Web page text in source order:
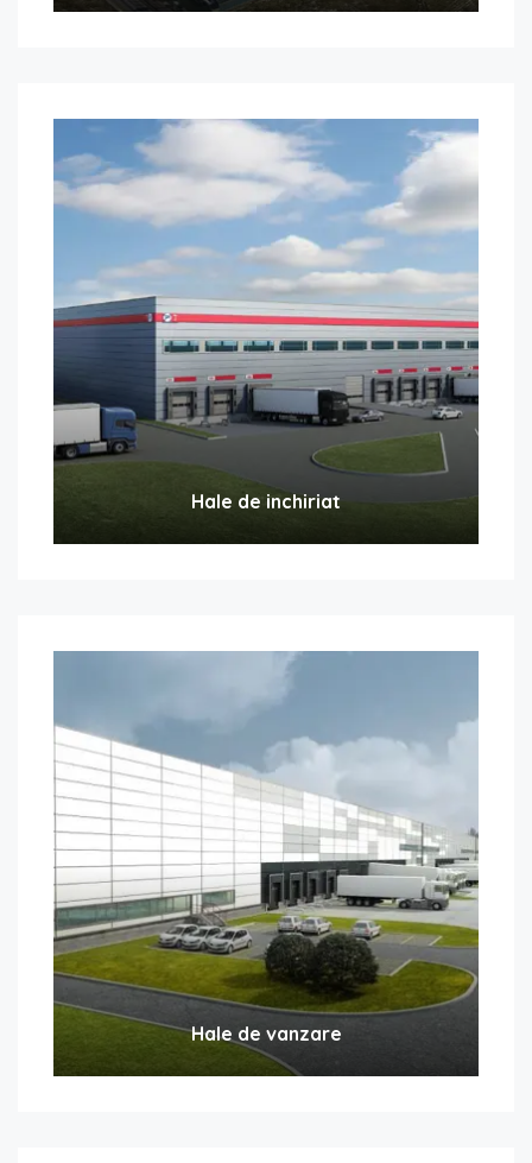
Hale de inchiriat
Hale de vanzare